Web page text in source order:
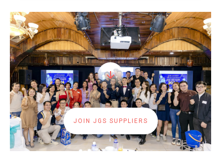
JOIN JGS SUPPLIERS